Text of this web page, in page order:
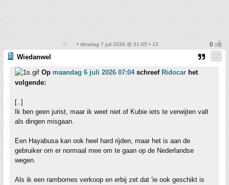
• dinsdag 7 juli 2026 @ 21:05 • 12
Wiedanwel
Op maandag 6 juli 2026 07:04schreef Ridocar het
volgende:
[..]
Ik ben geen jurist, maar ik weet niet of Kubie iets te verwijten valt
als dingen misgaan.
Een Hayabusa kan ook heel hard rijden, maar het is aan de
gebruiker om er normaal mee om te gaan op de Nederlandse
wegen.
Als ik een rambomes verkoop en erbij zet dat 'ie ook geschikt is